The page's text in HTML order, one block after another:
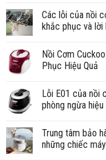
Các lỗi của nồi
khắc phục và lời
Nồi Cơm
Phục Hiệu Quả
Lỗi E01 của nồi
phòng ngừa hiệu
Trung tâm bảo
những chiếc